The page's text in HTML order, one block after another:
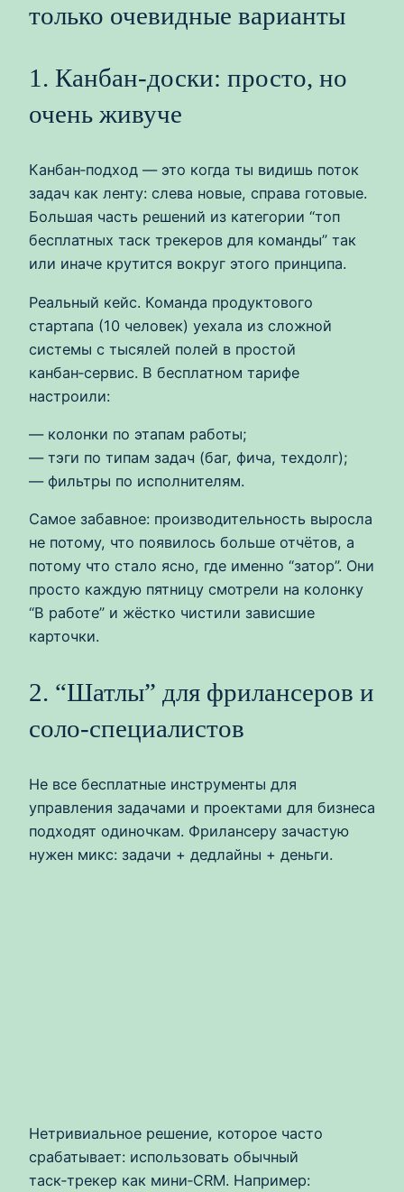
только очевидные варианты
1. Канбан‑доски: просто, но
очень живуче
Канбан‑подход — это когда ты видишь поток
задач как ленту: слева новые, справа готовые.
Большая часть решений из категории “топ
бесплатных таск трекеров для команды” так
или иначе крутится вокруг этого принципа.
Реальный кейс. Команда продуктового
стартапа (10 человек) уехала из сложной
системы с тысялей полей в простой
канбан‑сервис. В бесплатном тарифе
настроили:
— колонки по этапам работы;
— тэги по типам задач (баг, фича, техдолг);
— фильтры по исполнителям.
Самое забавное: производительность выросла
не потому, что появилось больше отчётов, а
потому что стало ясно, где именно “затор”. Они
просто каждую пятницу смотрели на колонку
“В работе” и жёстко чистили зависшие
карточки.
2. “Шатлы” для фрилансеров и
соло‑специалистов
Не все бесплатные инструменты для
управления задачами и проектами для бизнеса
подходят одиночкам. Фрилансеру зачастую
нужен микс: задачи + дедлайны + деньги.
Нетривиальное решение, которое часто
срабатывает: использовать обычный
таск‑трекер как мини‑CRM. Например: